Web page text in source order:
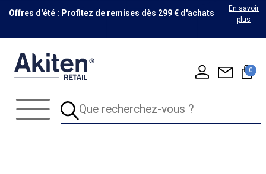
Offres d'été : Profitez de remises dès 299 € d'achats
En savoir
plus
0